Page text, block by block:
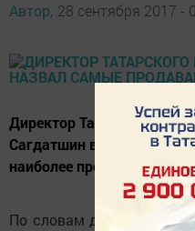
Автор, 28 сентября 2017 -
Директор Татарского
Сагдатшин в интервью
наиболее продаваемые
По словам директора,